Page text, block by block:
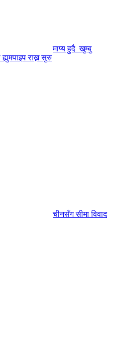
माप्य हुदै खुम्बु
राख्न सुरु
चीनसँग सीमा विवाद